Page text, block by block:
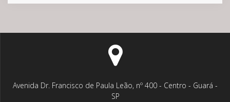
Avenida Dr. Francisco de Paula Leão, nº 400 - Centro - Guará -
SP